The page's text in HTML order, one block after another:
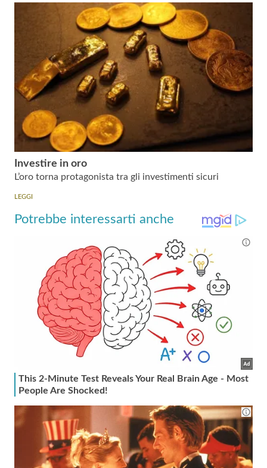
Investire in oro
L’oro torna protagonista tra gli investimenti sicuri
LEGGI